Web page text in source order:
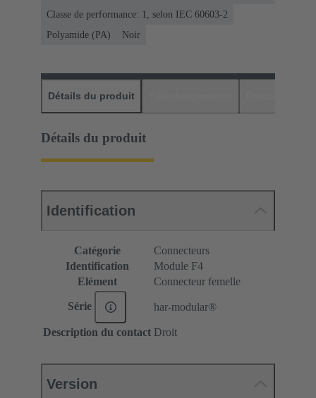
Classe de performance: 1, selon IEC 60603-2
Polyamide (PA)
Noir
Détails du produit
Détails du produit
Identification
Catégorie
Connecteurs
Identification
Module F4
Elément
Connecteur femelle
Série har-modular®
Description du contact Droit
Version